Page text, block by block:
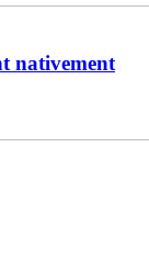
nativement